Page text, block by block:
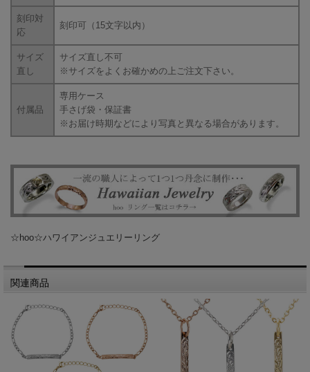
刻印対
応
刻印可（15文字以内）
サイズ
直し
サイズ直し不可
※サイズをよくお確かめの上ご注文下さい。
付属品
専用ケース
手さげ袋・保証書
※お届け時期などにより写真と異なる場合があります。
☆hoo☆ハワイアンジュエリーリング
関連商品